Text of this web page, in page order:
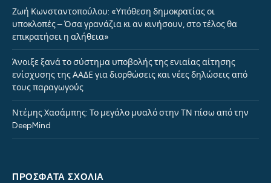
Ζωή Κωνσταντοπούλου: «Υπόθεση δημοκρατίας οι
υποκλοπές – Όσα γρανάζια κι αν κινήσουν, στο τέλος θα
επικρατήσει η αλήθεια»
Άνοιξε ξανά το σύστημα υποβολής της ενιαίας αίτησης
ενίσχυσης της ΑΑΔΕ για διορθώσεις και νέες δηλώσεις από
τους παραγωγούς
Ντέμης Χασάμπης: Το μεγάλο μυαλό στην ΤΝ πίσω από την
DeepMind
ΠΡΌΣΦΑΤΑ ΣΧΌΛΙΑ